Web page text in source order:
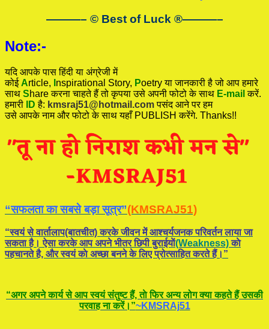
———– © Best of Luck ®———–
Note:-
यदि आपके पास हिंदी या अंग्रेजी में
कोईArticle, nspirational Story, Poetryया जानकारी है जो आप हमारे
साथ Share करना चाहते हैं तो कृपया उसे अपनी फोटो के साथ E-mail करें.
हमारी
IDहै: kmsraj51@hotmail.comपसंद आने पर हम
उसे आपके नाम और फोटो के साथ यहाँ PUBLISH करेंगे. Thanks!!
“सफलता का सबसे बड़ा सूत्र”(KMSRAJ51)
“स्वयं से वार्तालाप(बातचीत) करके जीवन में आश्चर्यजनक परिवर्तन लाया जा
सकता है। ऐसा करके आप अपने भीतर छिपी बुराईयाें(Weakness)काे
पहचानते है, और स्वयं काे अच्छा बनने के लिए प्रोत्साहित करते हैं।”
“अगर अपने कार्य से आप स्वयं संतुष्ट हैं, ताे फिर अन्य लोग क्या कहते हैं उसकी
परवाह ना करें।”~KMSRAj51